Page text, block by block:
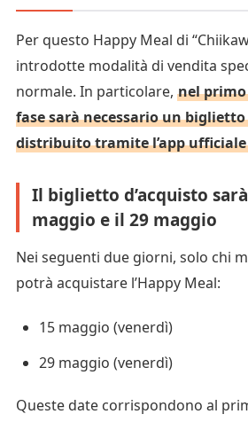
Per questo Happy Meal di
introdotte modalità di vendita
normale. In particolare, nel
fase sarà necessario un biglietto
distribuito tramite l’app ufficiale
Il biglietto d’acquisto
maggio e il 29 maggio
Nei seguenti due giorni, solo chi
potrà acquistare l’Happy Meal:
15 maggio (venerdì)
29 maggio (venerdì)
Queste date corrispondono al